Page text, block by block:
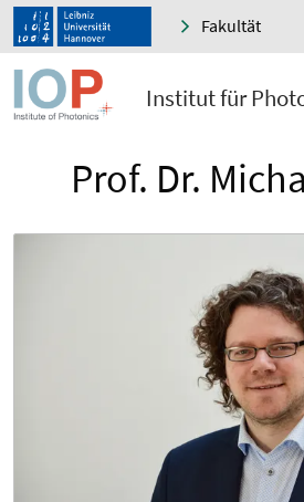
Fakultät
Institut für
Prof. Dr.